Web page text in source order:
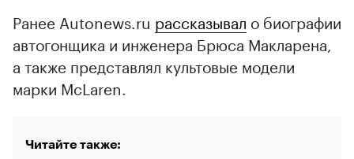
Ранее Autonews.ru рассказывал о биографии
автогонщика и инженера Брюса Макларена,
а также представлял культовые модели
марки McLaren.
Читайте также: